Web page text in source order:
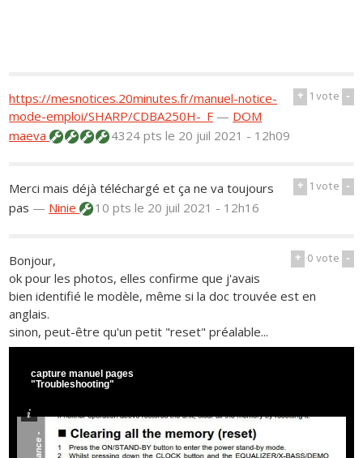
+ 1vote -
https://mesnotices.20minutes.fr/manuel-notice-
mode-emploi/SHARP/CDBA250H-_F — DOM
maeva
4324 ptsle 20 juil 2021 - 12h09
+ 1vote -
Merci mais déjà téléchargé et ça ne va toujours
pas — Ninie 10 ptsle 20 juil 2021 - 12h16
+ 0vote -
Bonjour,
ok pour les photos, elles confirme que j'avais
bien identifié le modèle, même si la doc trouvée est en
anglais.
sinon, peut-être qu'un petit "reset" préalable...
capture manuel pages
"Troubleshooting"